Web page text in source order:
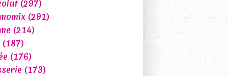
(297)
(291)
(214)
(187)
(176)
(173)